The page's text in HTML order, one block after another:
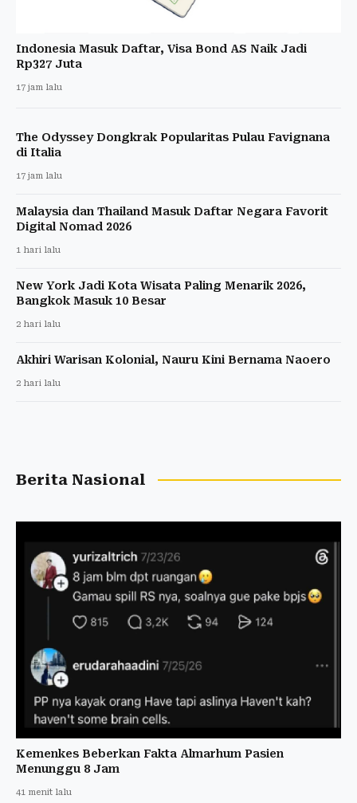
Indonesia Masuk Daftar, Visa Bond AS Naik Jadi
Rp327 Juta
17 jam lalu
The Odyssey Dongkrak Popularitas Pulau Favignana
di Italia
17 jam lalu
Malaysia dan Thailand Masuk Daftar Negara Favorit
Digital Nomad 2026
1 hari lalu
New York Jadi Kota Wisata Paling Menarik 2026,
Bangkok Masuk 10 Besar
2 hari lalu
Akhiri Warisan Kolonial, Nauru Kini Bernama Naoero
2 hari lalu
Berita Nasional
Kemenkes Beberkan Fakta Almarhum Pasien
Menunggu 8 Jam
41 menit lalu